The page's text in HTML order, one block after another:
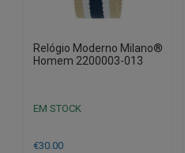
Relógio Moderno Milano®
Homem 2200003-013
EM STOCK
€30.00